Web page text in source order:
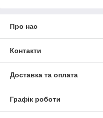
Про нас
Контакти
Доставка та оплата
Графік роботи